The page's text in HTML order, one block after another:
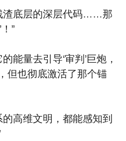
渣底层的深层代码……那
”
能量去引导‘审判’巨炮，
但也彻底激活了那个锚
高维文明，都能感知到